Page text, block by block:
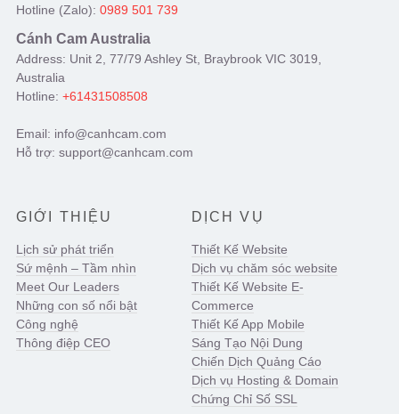
Hotline (Zalo): 0989 501 739
Cánh Cam Australia
Address: Unit 2, 77/79 Ashley St, Braybrook VIC 3019,
Australia
Hotline: +61431508508
Email: info@canhcam.com
Hỗ trợ: support@canhcam.com
GIỚI THIỆU
Lịch sử phát triển
Sứ mệnh – Tầm nhìn
Meet Our Leaders
Những con số nổi bật
Công nghệ
Thông điệp CEO
DỊCH VỤ
Thiết Kế Website
Dịch vụ chăm sóc website
Thiết Kế Website E-
Commerce
Thiết Kế App Mobile
Sáng Tạo Nội Dung
Chiến Dịch Quảng Cáo
Dịch vụ Hosting & Domain
Chứng Chỉ Số SSL